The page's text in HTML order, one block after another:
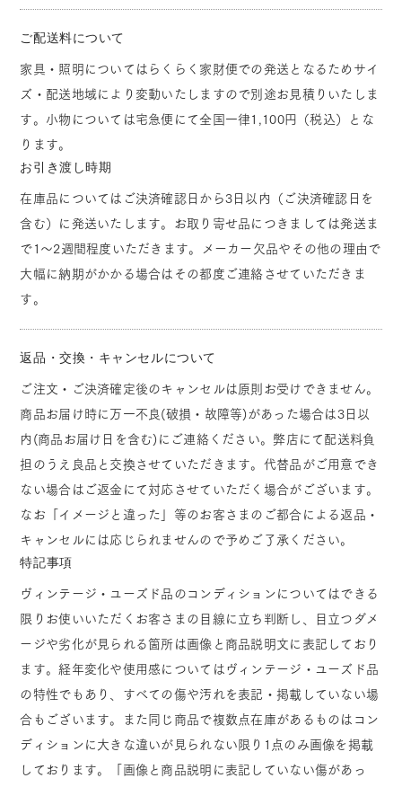
ご配送料について
家具・照明についてはらくらく家財便での発送となるためサイ
ズ・配送地域により変動いたしますので別途お見積りいたしま
す。小物については宅急便にて全国一律1,100円（税込）とな
ります。
お引き渡し時期
在庫品についてはご決済確認日から3日以内（ご決済確認日を
含む）に発送いたします。お取り寄せ品につきましては発送ま
で1～2週間程度いただきます。メーカー欠品やその他の理由で
大幅に納期がかかる場合はその都度ご連絡させていただきま
す。
返品・交換・キャンセルについて
ご注文・ご決済確定後のキャンセルは原則お受けできません。
商品お届け時に万一不良(破損・故障等)があった場合は3日以
内(商品お届け日を含む)にご連絡ください。弊店にて配送料負
担のうえ良品と交換させていただきます。代替品がご用意でき
ない場合はご返金にて対応させていただく場合がございます。
なお「イメージと違った」等のお客さまのご都合による返品・
キャンセルには応じられませんので予めご了承ください。
特記事項
ヴィンテージ・ユーズド品のコンディションについてはできる
限りお使いいただくお客さまの目線に立ち判断し、目立つダメ
ージや劣化が見られる箇所は画像と商品説明文に表記しており
ます。経年変化や使用感についてはヴィンテージ・ユーズド品
の特性でもあり、すべての傷や汚れを表記・掲載していない場
合もございます。また同じ商品で複数点在庫があるものはコン
ディションに大きな違いが見られない限り1点のみ画像を掲載
しております。「画像と商品説明に表記していない傷があっ